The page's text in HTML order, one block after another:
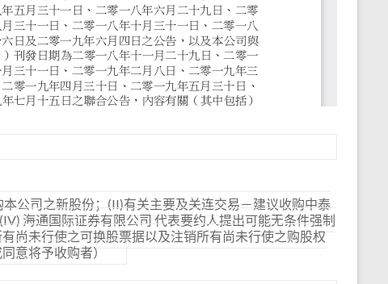
公司之新股份；(II)有关主要及关连交易－建议收购中泰
海通国际证券有限公司 代表要约人提出可能无条件强制
尚未行使之可换股票据以及注销所有尚未行使之购股权
意将予收购者）